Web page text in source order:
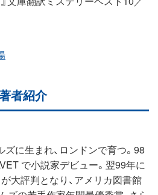
者紹介
に生まれ、ロンドンで育つ。98
で小説家デビュー。翌99年に
大評判となり、アメリカ図書館